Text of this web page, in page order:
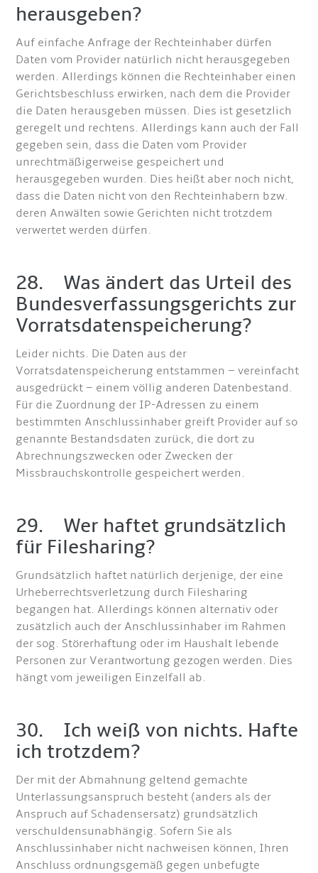
herausgeben?
Auf einfache Anfrage der Rechteinhaber dürfen
Daten vom Provider natürlich nicht herausgegeben
werden. Allerdings können die Rechteinhaber einen
Gerichtsbeschluss erwirken, nach dem die Provider
die Daten herausgeben müssen. Dies ist gesetzlich
geregelt und rechtens. Allerdings kann auch der Fall
gegeben sein, dass die Daten vom Provider
unrechtmäßigerweise gespeichert und
herausgegeben wurden. Dies heißt aber noch nicht,
dass die Daten nicht von den Rechteinhabern bzw.
deren Anwälten sowie Gerichten nicht trotzdem
verwertet werden dürfen.
28. Was ändert das Urteil des
Bundesverfassungsgerichts zur
Vorratsdatenspeicherung?
Leider nichts. Die Daten aus der
Vorratsdatenspeicherung entstammen – vereinfacht
ausgedrückt – einem völlig anderen Datenbestand.
Für die Zuordnung der IP-Adressen zu einem
bestimmten Anschlussinhaber greift Provider auf so
genannte Bestandsdaten zurück, die dort zu
Abrechnungszwecken oder Zwecken der
Missbrauchskontrolle gespeichert werden.
29. Wer haftet grundsätzlich
für Filesharing?
Grundsätzlich haftet natürlich derjenige, der eine
Urheberrechtsverletzung durch Filesharing
begangen hat. Allerdings können alternativ oder
zusätzlich auch der Anschlussinhaber im Rahmen
der sog. Störerhaftung oder im Haushalt lebende
Personen zur Verantwortung gezogen werden. Dies
hängt vom jeweiligen Einzelfall ab.
30. Ich weiß von nichts. Hafte
ich trotzdem?
Der mit der Abmahnung geltend gemachte
Unterlassungsanspruch besteht (anders als der
Anspruch auf Schadensersatz) grundsätzlich
verschuldensunabhängig. Sofern Sie als
Anschlussinhaber nicht nachweisen können, Ihren
Anschluss ordnungsgemäß gegen unbefugte